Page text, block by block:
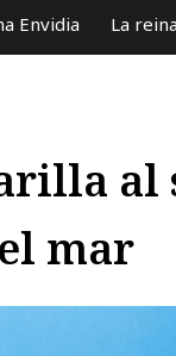
Envidia La
al
mar